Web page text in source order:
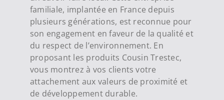
familiale, implantée en France depuis
plusieurs générations, est reconnue pour
son engagement en faveur de la qualité et
du respect de l’environnement. En
proposant les produits Cousin Trestec,
vous montrez à vos clients votre
attachement aux valeurs de proximité et
de développement durable.